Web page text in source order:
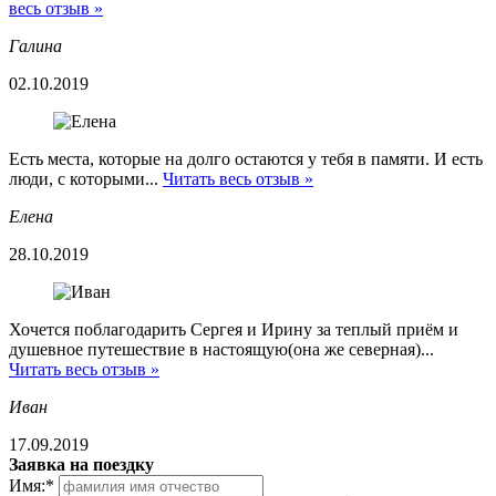
весь отзыв »
Галина
02.10.2019
Есть места, которые на долго остаются у тебя в памяти. И есть
люди, с которыми... Читать весь отзыв »
Елена
28.10.2019
Хочется поблагодарить Сергея и Ирину за теплый приём и
душевное путешествие в настоящую(она же северная)...
Читать весь отзыв »
Иван
17.09.2019
Заявка на поездку
Имя:*